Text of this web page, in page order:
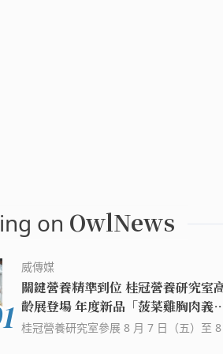
on OwlNews
威傳媒
關鍵營養精準到位 桂冠營養研究室
齡展登場 年度新品「菠菜雞胸肉義
利麵」首次亮相免費試吃 現場下單
桂冠營養研究室參展 8 月 7 日（五）至